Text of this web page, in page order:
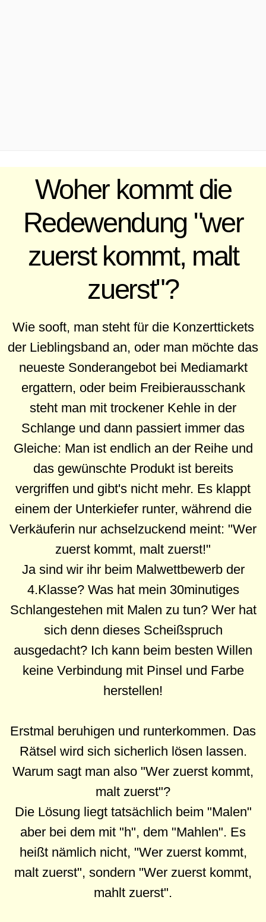
Woher kommt die
Redewendung "wer
zuerst kommt, malt
zuerst"?
Wie sooft, man steht für die Konzerttickets
der Lieblingsband an, oder man möchte das
neueste Sonderangebot bei Mediamarkt
ergattern, oder beim Freibierausschank
steht man mit trockener Kehle in der
Schlange und dann passiert immer das
Gleiche: Man ist endlich an der Reihe und
das gewünschte Produkt ist bereits
vergriffen und gibt's nicht mehr. Es klappt
einem der Unterkiefer runter, während die
Verkäuferin nur achselzuckend meint: "Wer
zuerst kommt, malt zuerst!"
Ja sind wir ihr beim Malwettbewerb der
4.Klasse? Was hat mein 30minutiges
Schlangestehen mit Malen zu tun? Wer hat
sich denn dieses Scheißspruch
ausgedacht? Ich kann beim besten Willen
keine Verbindung mit Pinsel und Farbe
herstellen!
Erstmal beruhigen und runterkommen. Das
Rätsel wird sich sicherlich lösen lassen.
Warum sagt man also "Wer zuerst kommt,
malt zuerst"?
Die Lösung liegt tatsächlich beim "Malen"
aber bei dem mit "h", dem "Mahlen". Es
heißt nämlich nicht, "Wer zuerst kommt,
malt zuerst", sondern "Wer zuerst kommt,
mahlt zuerst".